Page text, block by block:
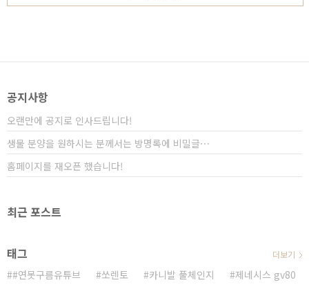
그릴만 보였기 때문에 못생긴 쿠스토라는 별명이 있었지
럭에 이어서 쿠스토 미니밴까지 패밀리룩을 ..
공지사항
오랜만에 공지로 인사드립니다!
생물 분양을 원하시는 분께서는 방명록에 비밀글⋯
홈페이지를 재오픈 했습니다!
최근 포스트
태그
#연못구름유튜브 쏘렌토 카니발 풀체인지
제네시스 gv80
더보기